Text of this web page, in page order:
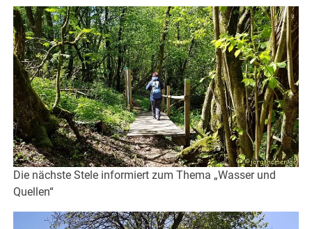
Die nächste Stele informiert zum Thema „Wasser und
Quellen“